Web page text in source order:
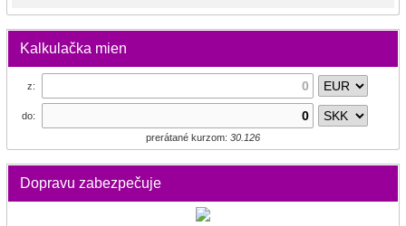
Kalkulačka mien
z:
do:
prerátané kurzom: 30.126
Dopravu zabezpečuje